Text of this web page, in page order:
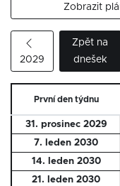
Zobrazit
2029
Zpět na
dnešek
První den týdnu
31. prosinec 2029
7. leden 2030
14. leden 2030
21. leden 2030